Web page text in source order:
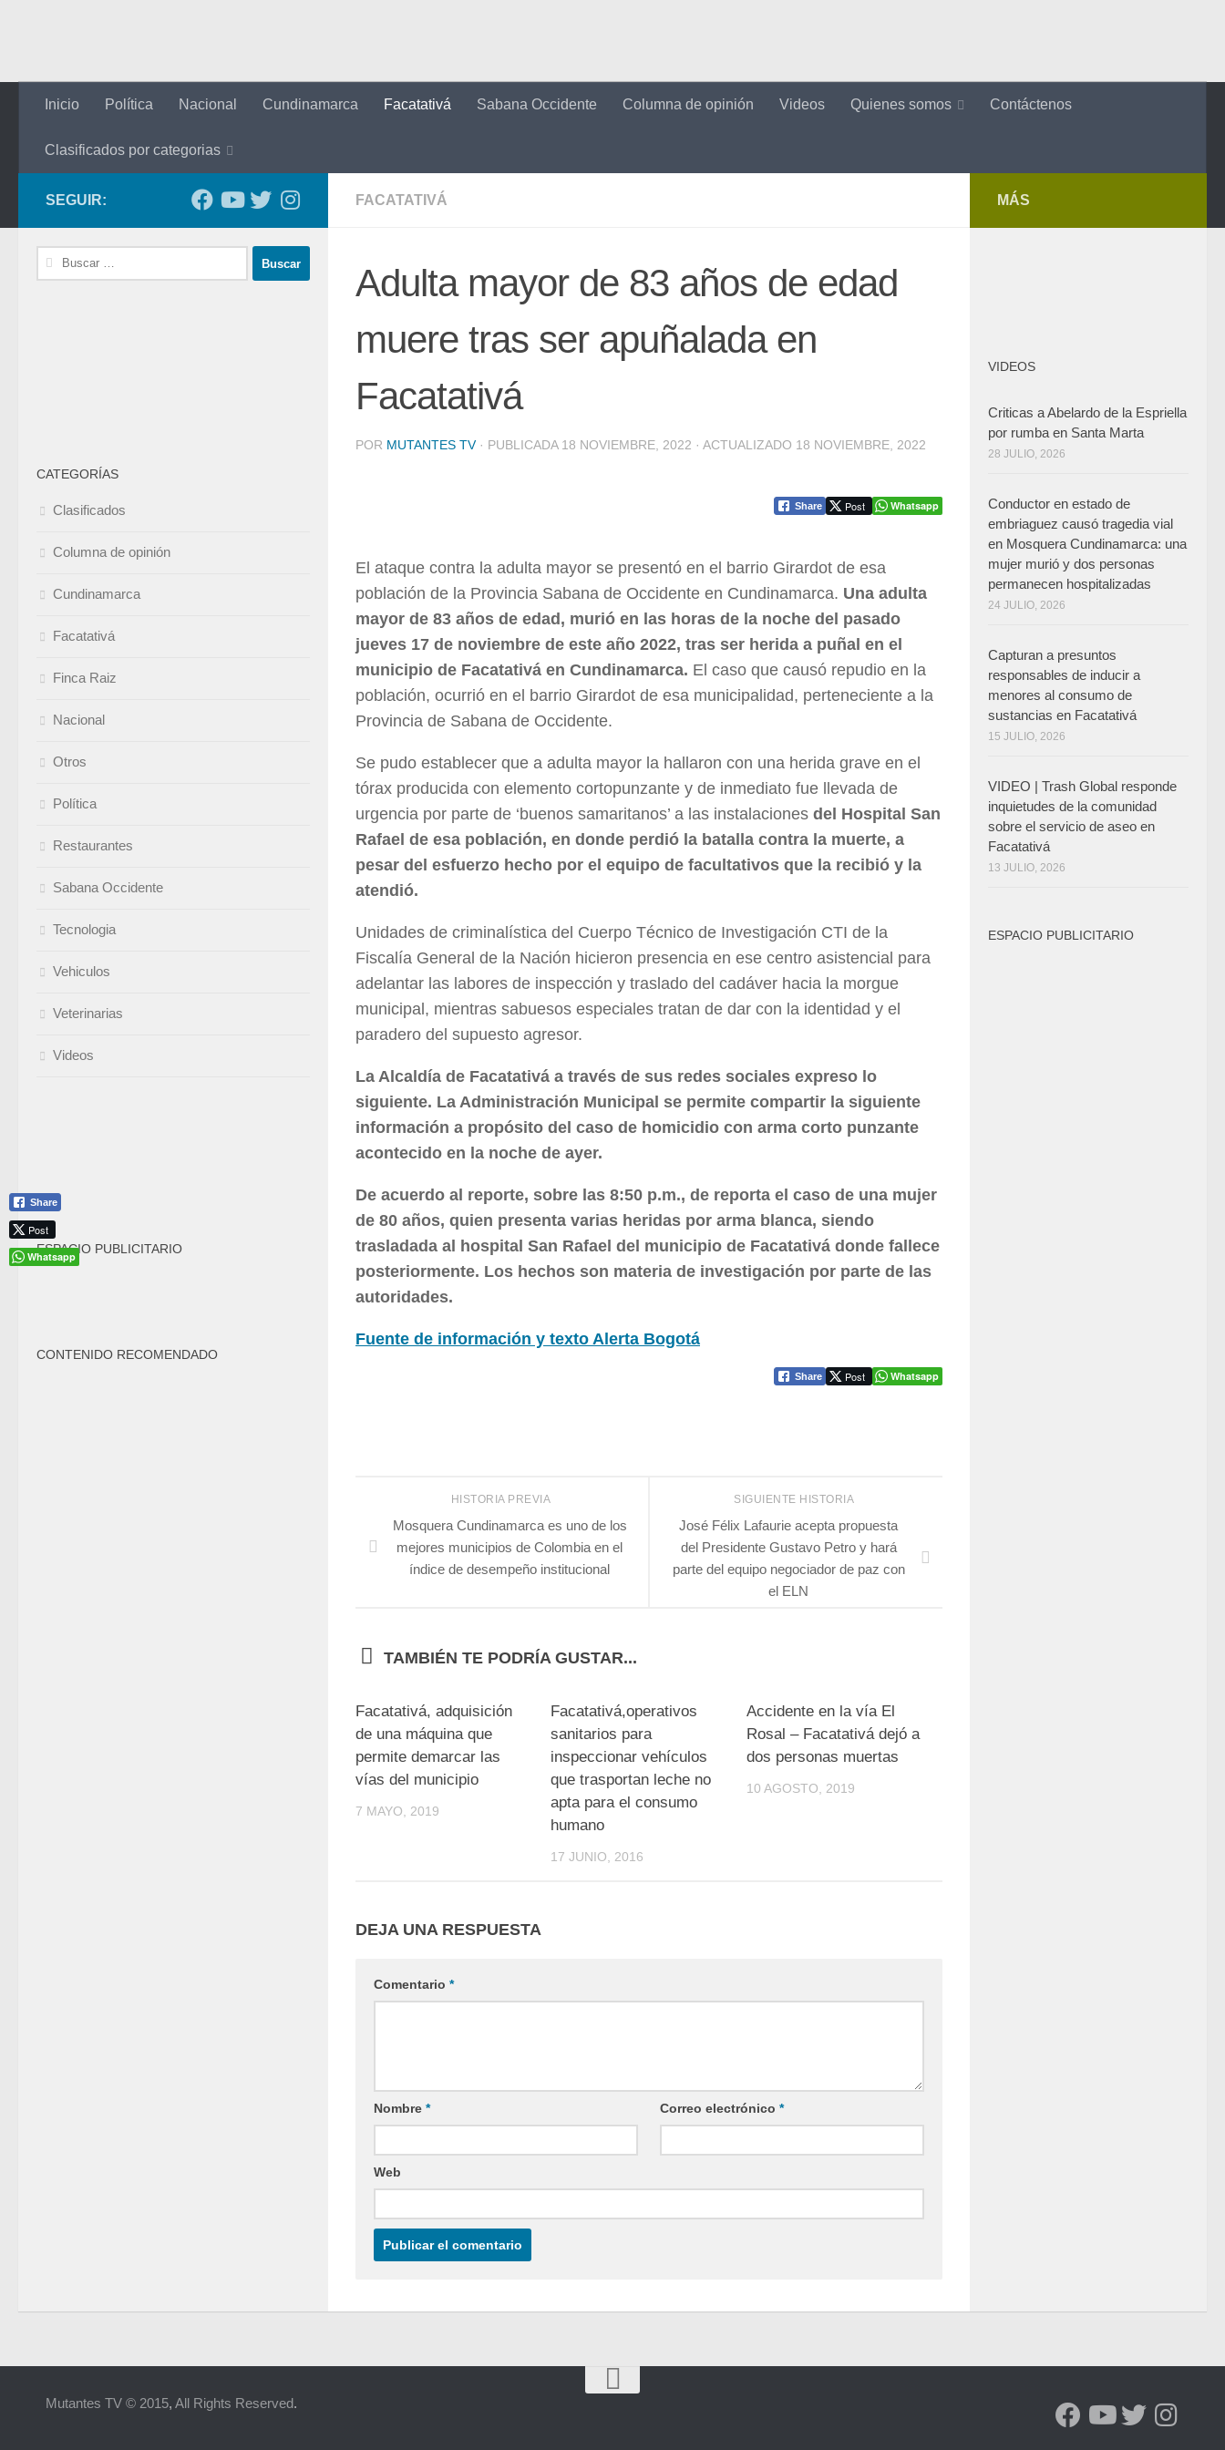
Inicio Política Nacional Cundinamarca Facatativá Sabana Occidente Columna de opinión Videos Quienes somos Contáctenos
Clasificados por categorias
FACATATIVÁ
Adulta mayor de 83 años de edad
muere tras ser apuñalada en
Facatativá
POR MUTANTES TV · PUBLICADA 18 NOVIEMBRE, 2022 · ACTUALIZADO 18 NOVIEMBRE, 2022
Share Post Whatsapp
El ataque contra la adulta mayor se presentó en el barrio Girardot de esa
población de la Provincia Sabana de Occidente en Cundinamarca. Una adulta
mayor de 83 años de edad, murió en las horas de la noche del pasado
jueves 17 de noviembre de este año 2022, tras ser herida a puñal en el
municipio de Facatativá en Cundinamarca. El caso que causó repudio en la
población, ocurrió en el barrio Girardot de esa municipalidad, perteneciente a la
Provincia de Sabana de Occidente.
Se pudo establecer que a adulta mayor la hallaron con una herida grave en el
tórax producida con elemento cortopunzante y de inmediato fue llevada de
urgencia por parte de ‘buenos samaritanos’ a las instalaciones del Hospital San
Rafael de esa población, en donde perdió la batalla contra la muerte, a
pesar del esfuerzo hecho por el equipo de facultativos que la recibió y la
atendió.
Unidades de criminalística del Cuerpo Técnico de Investigación CTI de la
Fiscalía General de la Nación hicieron presencia en ese centro asistencial para
adelantar las labores de inspección y traslado del cadáver hacia la morgue
municipal, mientras sabuesos especiales tratan de dar con la identidad y el
paradero del supuesto agresor.
La Alcaldía de Facatativá a través de sus redes sociales expreso lo
siguiente. La Administración Municipal se permite compartir la siguiente
información a propósito del caso de homicidio con arma corto punzante
acontecido en la noche de ayer.
De acuerdo al reporte, sobre las 8:50 p.m., de reporta el caso de una mujer
de 80 años, quien presenta varias heridas por arma blanca, siendo
trasladada al hospital San Rafael del municipio de Facatativá donde fallece
posteriormente. Los hechos son materia de investigación por parte de las
autoridades.
Fuente de información y texto Alerta Bogotá
Share Post Whatsapp
SIGUIENTE HISTORIA
José Félix Lafaurie acepta propuesta
del Presidente Gustavo Petro y hará
parte del equipo negociador de paz con
el ELN
HISTORIA PREVIA
Mosquera Cundinamarca es uno de los
mejores municipios de Colombia en el
índice de desempeño institucional
TAMBIÉN TE PODRÍA GUSTAR...
Facatativá, adquisición
de una máquina que
permite demarcar las
vías del municipio
7 MAYO, 2019
Facatativá,operativos
sanitarios para
inspeccionar vehículos
que trasportan leche no
apta para el consumo
humano
17 JUNIO, 2016
Accidente en la vía El
Rosal – Facatativá dejó a
dos personas muertas
10 AGOSTO, 2019
DEJA UNA RESPUESTA
Comentario *
Nombre * Correo electrónico*
Web
SEGUIR:
Buscar:
CATEGORÍAS
Clasificados
Columna de opinión
Cundinamarca
Facatativá
Finca Raiz
Nacional
Otros
Política
Restaurantes
Sabana Occidente
Tecnologia
Vehiculos
Veterinarias
Videos
ESPACIO PUBLICITARIO
CONTENIDO RECOMENDADO
MÁS
VIDEOS
Criticas a Abelardo de la Espriella
por rumba en Santa Marta
28 JULIO, 2026
Conductor en estado de
embriaguez causó tragedia vial
en Mosquera Cundinamarca: una
mujer murió y dos personas
permanecen hospitalizadas
24 JULIO, 2026
Capturan a presuntos
responsables de inducir a
menores al consumo de
sustancias en Facatativá
15 JULIO, 2026
VIDEO | Trash Global responde
inquietudes de la comunidad
sobre el servicio de aseo en
Facatativá
13 JULIO, 2026
ESPACIO PUBLICITARIO
Mutantes TV © 2015, All Rights Reserved.
Share
Post
Whatsapp